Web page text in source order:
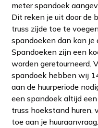
meter spandoek
Dit reken je uit door de
truss zijde toe te
spandoeken dan kan je
Spandoeken zijn een
worden geretourneerd.
spandoek hebben wij
aan de huurperiode
een spandoek altijd
truss hoekstand huren,
toe aan je huuraanvraag.